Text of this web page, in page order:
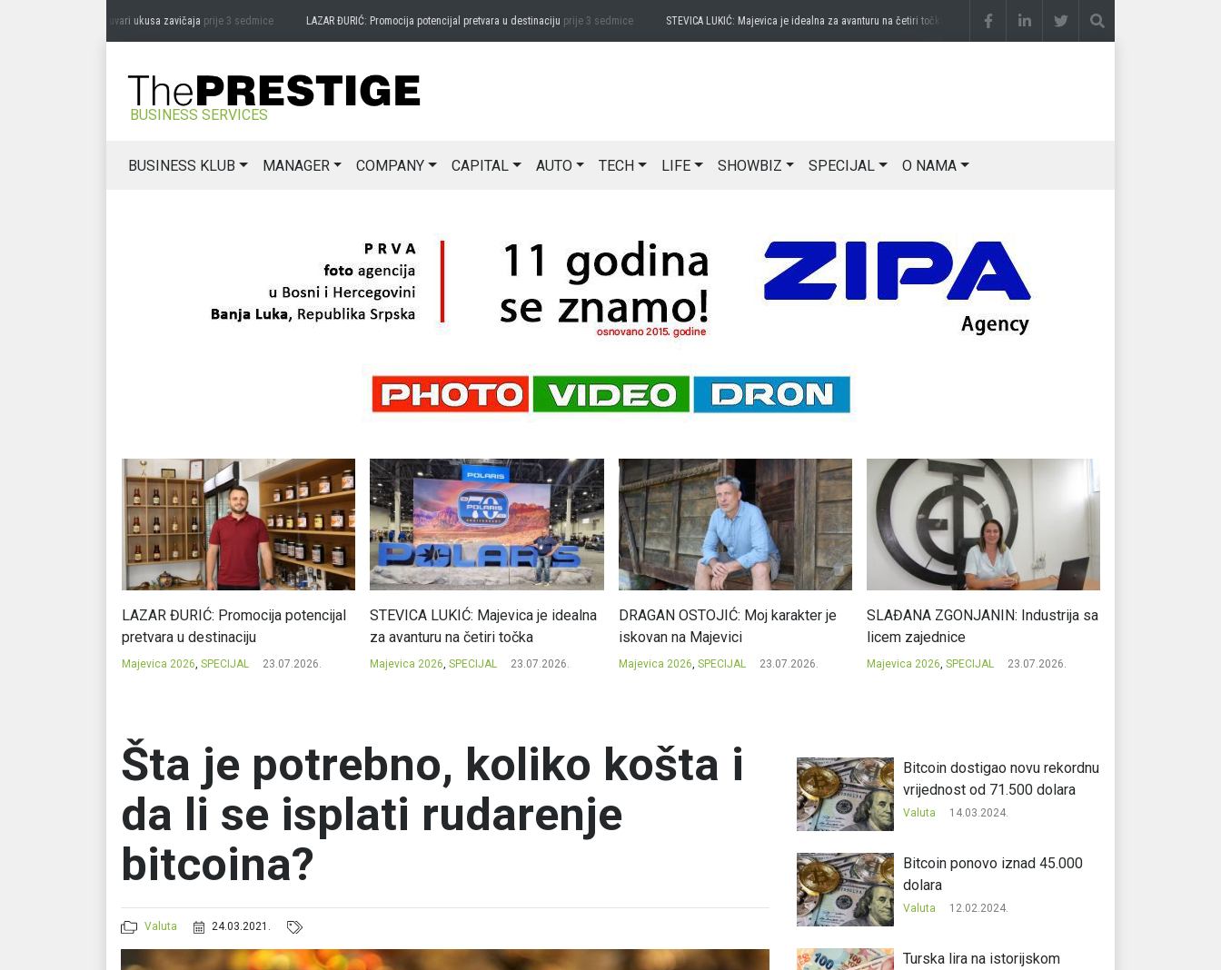
MIĆANOVIĆ: Čuvari ukusa zavičajaprije 3 sedmice LAZAR ĐURIĆ: Promocija potencijal pretvara u destinacijuprije 3 sedmice STEVICA LUKIĆ: Majevica je idealna za avanturu na četiri točka prije 3 sedmice DRAGAN OSTOJIĆ: Moj karakter je iskovan
BUSINESS SERVICES
BUSINESS KLUB MANAGER COMPANY CAPITAL AUTO TECH LIFE SHOWBIZ SPECIJAL O NAMA
LAZAR ĐURIĆ: Promocija potencijal
pretvara u destinaciju
Majevica 2026, SPECIJAL 23.07.2026.
STEVICA LUKIĆ: Majevica je idealna
za avanturu na četiri točka
Majevica 2026, SPECIJAL 23.07.2026.
DRAGAN OSTOJIĆ: Moj karakter je
iskovan na Majevici
Majevica 2026, SPECIJAL 23.07.2026.
SLAĐANA ZGONJANIN: Industrija sa
licem zajednice
Majevica 2026, SPECIJAL 23.07.2026.
Šta je potrebno, koliko košta i
da li se isplati rudarenje
bitcoina?
Valuta 24.03.2021.
Bitcoin dostigao novu rekordnu
vrijednost od 71.500 dolara
Valuta 14.03.2024.
Bitcoin ponovo iznad 45.000
dolara
Valuta 12.02.2024.
Turska lira na istorijskom